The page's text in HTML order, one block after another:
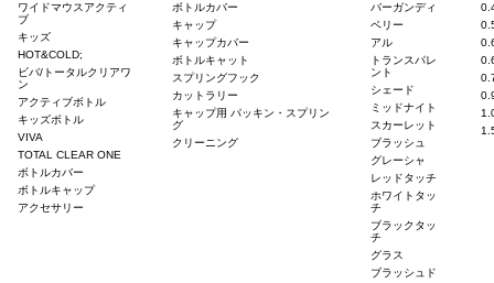
ワイドマウスアクティ
ブ
キッズ
HOT&COLD;
ビバ/トータルクリアワ
ン
アクティブボトル
キッズボトル
VIVA
TOTAL CLEAR ONE
ボトルカバー
ボトルキャップ
アクセサリー
ボトルカバー
キャップ
キャップカバー
ボトルキャット
スプリングフック
カットラリー
キャップ用 パッキン・スプリン
グ
クリーニング
バーガンディ
ベリー
アル
トランスパレ
ント
シェード
ミッドナイト
スカーレット
ブラッシュ
グレーシャ
レッドタッチ
ホワイトタッ
チ
ブラックタッ
チ
グラス
ブラッシュド